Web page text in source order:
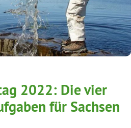
2022: Die vier
für Sachsen